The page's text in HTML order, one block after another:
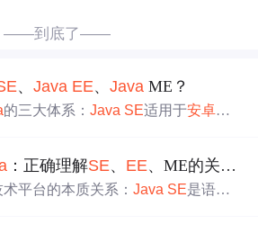
——到底了——
、Java EE、Java ME？
的三大体系：Java SE适用于安卓和
：正确理解SE、 EE、ME的关系和选择
术平台的本质关系：Java SE是语言